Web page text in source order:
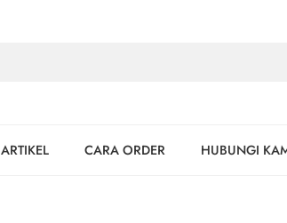
ARTIKEL CARA ORDER HUBUNGI